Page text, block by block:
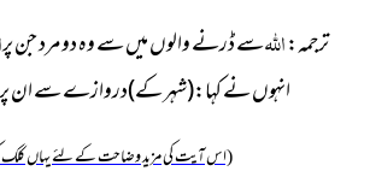
ترجمہ:اللہسے ڈرنے والوں میں سے وہ دو مرد جن پر
انہوں نے کہا:(شہر کے)دروازے سے ان پر
(اس آیت کی مزید وضاحت کے لئے یہاں